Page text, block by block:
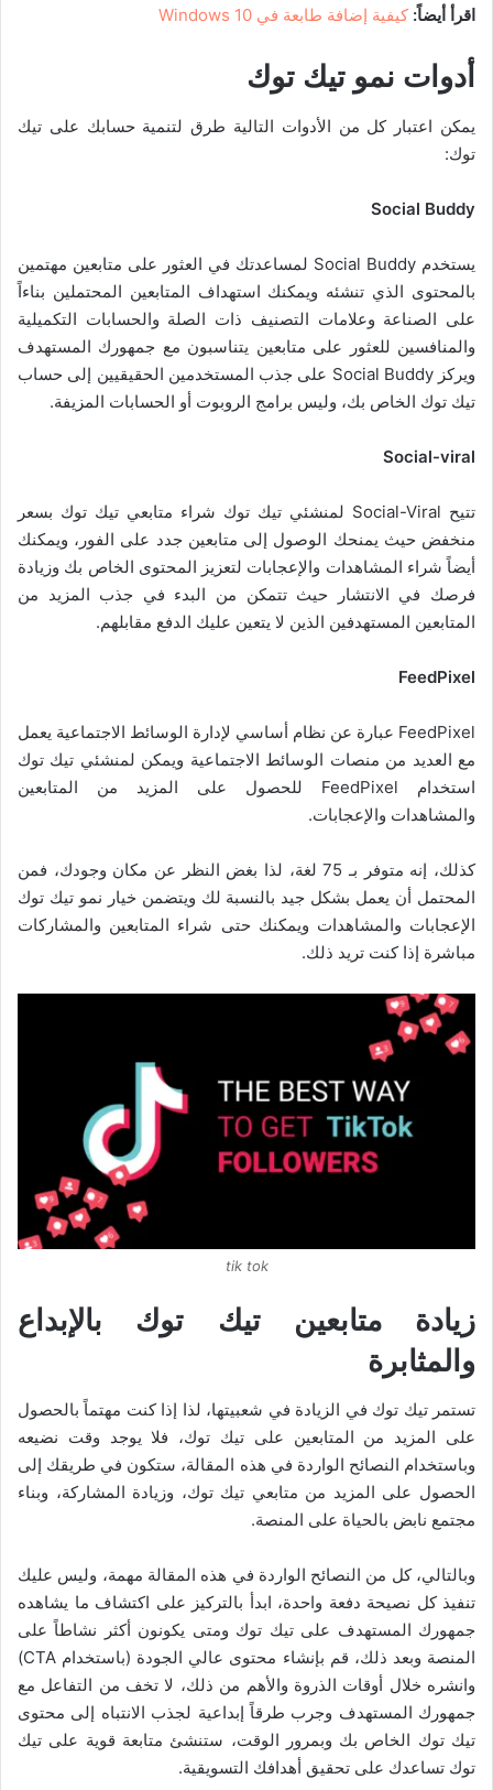
اقرأ أيضاً: كيفية إضافة طابعة في Windows 10
أدوات نمو تيك توك
يمكن اعتبار كل من الأدوات التالية طرق لتنمية حسابك على تيك
توك:
Social Buddy
يستخدم Social Buddy لمساعدتك في العثور على متابعين مهتمين
بالمحتوى الذي تنشئه ويمكنك استهداف المتابعين المحتملين بناءاً
على الصناعة وعلامات التصنيف ذات الصلة والحسابات التكميلية
والمنافسين للعثور على متابعين يتناسبون مع جمهورك المستهدف
ويركز Social Buddy على جذب المستخدمين الحقيقيين إلى حساب
تيك توك الخاص بك، وليس برامج الروبوت أو الحسابات المزيفة.
Social-viral
تتيح Social-Viral لمنشئي تيك توك شراء متابعي تيك توك بسعر
منخفض حيث يمنحك الوصول إلى متابعين جدد على الفور، ويمكنك
أيضاً شراء المشاهدات والإعجابات لتعزيز المحتوى الخاص بك وزيادة
فرصك في الانتشار حيث تتمكن من البدء في جذب المزيد من
المتابعين المستهدفين الذين لا يتعين عليك الدفع مقابلهم.
FeedPixel
FeedPixel عبارة عن نظام أساسي لإدارة الوسائط الاجتماعية يعمل
مع العديد من منصات الوسائط الاجتماعية ويمكن لمنشئي تيك توك
استخدام FeedPixel للحصول على المزيد من المتابعين
والمشاهدات والإعجابات.
كذلك، إنه متوفر بـ 75 لغة، لذا بغض النظر عن مكان وجودك، فمن
المحتمل أن يعمل بشكل جيد بالنسبة لك ويتضمن خيار نمو تيك توك
الإعجابات والمشاهدات ويمكنك حتى شراء المتابعين والمشاركات
مباشرة إذا كنت تريد ذلك.
tik tok
زيادة متابعين تيك توك بالإبداع
والمثابرة
تستمر تيك توك في الزيادة في شعبيتها، لذا إذا كنت مهتماً بالحصول
على المزيد من المتابعين على تيك توك، فلا يوجد وقت نضيعه
وباستخدام النصائح الواردة في هذه المقالة، ستكون في طريقك إلى
الحصول على المزيد من متابعي تيك توك، وزيادة المشاركة، وبناء
مجتمع نابض بالحياة على المنصة.
وبالتالي، كل من النصائح الواردة في هذه المقالة مهمة، وليس عليك
تنفيذ كل نصيحة دفعة واحدة، ابدأ بالتركيز على اكتشاف ما يشاهده
جمهورك المستهدف على تيك توك ومتى يكونون أكثر نشاطاً على
المنصة وبعد ذلك، قم بإنشاء محتوى عالي الجودة (باستخدام CTA)
وانشره خلال أوقات الذروة والأهم من ذلك، لا تخف من التفاعل مع
جمهورك المستهدف وجرب طرقاً إبداعية لجذب الانتباه إلى محتوى
تيك توك الخاص بك وبمرور الوقت، ستنشئ متابعة قوية على تيك
توك تساعدك على تحقيق أهدافك التسويقية.